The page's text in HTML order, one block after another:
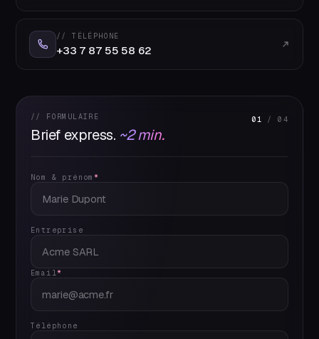
// TÉLÉPHONE
+33 7 87 55 58 62
// FORMULAIRE
Brief express. ~2 min.
01 / 04
Nom & prénom *
Entreprise
Email*
Téléphone